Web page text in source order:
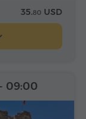
35.80 USD
- 09:00